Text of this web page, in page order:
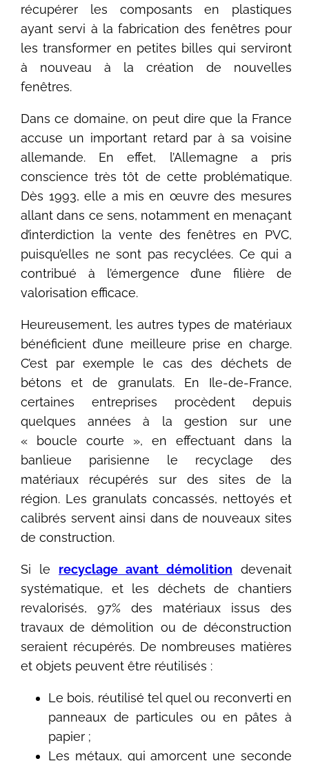
récupérer les composants en plastiques
ayant servi à la fabrication des fenêtres pour
les transformer en petites billes qui serviront
à nouveau à la création de nouvelles
fenêtres.
Dans ce domaine, on peut dire que la France
accuse un important retard par à sa voisine
allemande. En effet, l’Allemagne a pris
conscience très tôt de cette problématique.
Dès 1993, elle a mis en œuvre des mesures
allant dans ce sens, notamment en menaçant
d’interdiction la vente des fenêtres en PVC,
puisqu’elles ne sont pas recyclées. Ce qui a
contribué à l’émergence d’une filière de
valorisation efficace.
Heureusement, les autres types de matériaux
bénéficient d’une meilleure prise en charge.
C’est par exemple le cas des déchets de
bétons et de granulats. En Ile-de-France,
certaines entreprises procèdent depuis
quelques années à la gestion sur une
« boucle courte », en effectuant dans la
banlieue parisienne le recyclage des
matériaux récupérés sur des sites de la
région. Les granulats concassés, nettoyés et
calibrés servent ainsi dans de nouveaux sites
de construction.
Si le recyclage avant démolition devenait
systématique, et les déchets de chantiers
revalorisés, 97% des matériaux issus des
travaux de démolition ou de déconstruction
seraient récupérés. De nombreuses matières
et objets peuvent être réutilisés :
Le bois, réutilisé tel quel ou reconverti en
panneaux de particules ou en pâtes à
papier ;
Les métaux, qui amorcent une seconde